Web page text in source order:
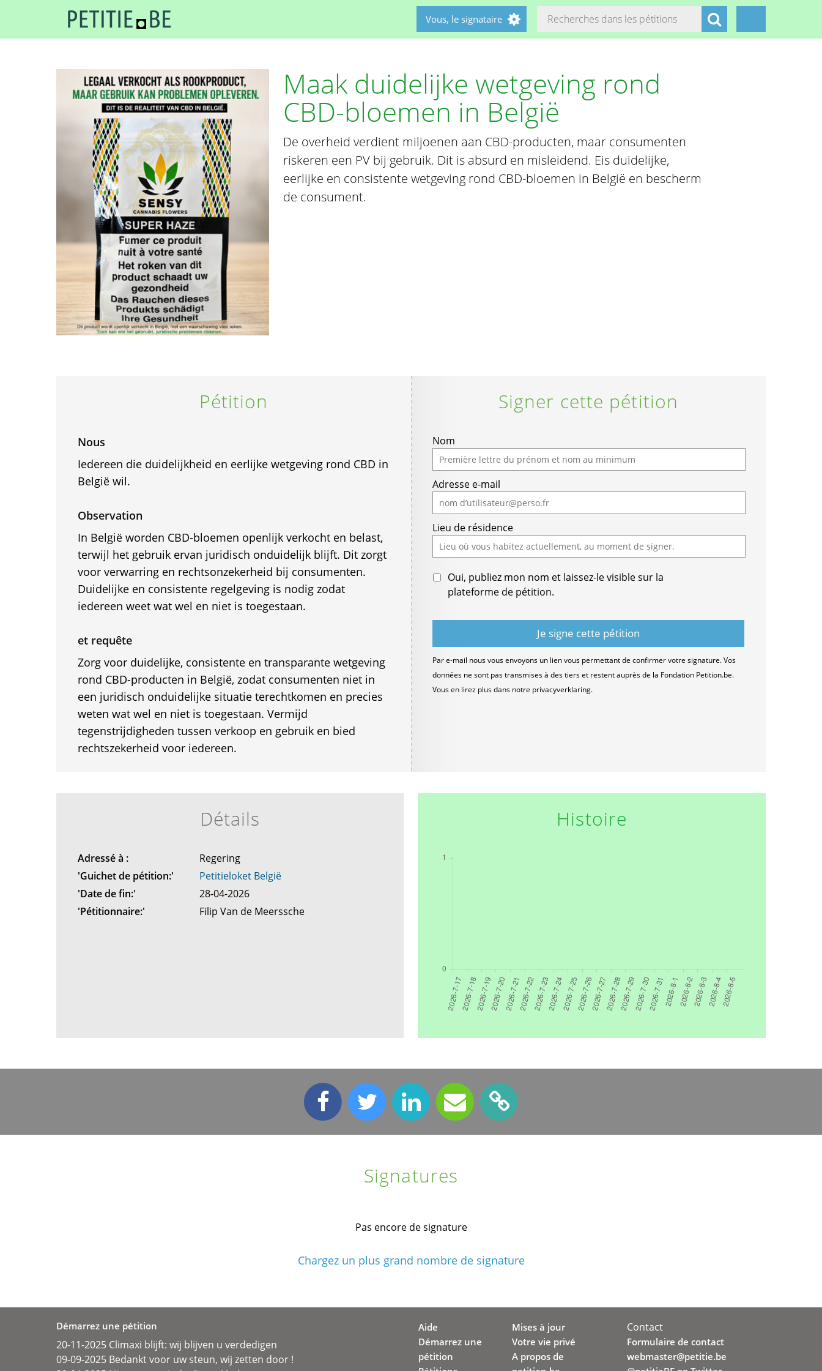
Vous, le signataire
Maak duidelijke wetgeving rond
CBD-bloemen in België
De overheid verdient miljoenen aan CBD-producten, maar consumenten
riskeren een PV bij gebruik. Dit is absurd en misleidend. Eis duidelijke,
eerlijke en consistente wetgeving rond CBD-bloemen in België en bescherm
de consument.
Pétition
Nous
Iedereen die duidelijkheid en eerlijke wetgeving rond CBD in
België wil.
Observation
In België worden CBD-bloemen openlijk verkocht en belast,
terwijl het gebruik ervan juridisch onduidelijk blijft. Dit zorgt
voor verwarring en rechtsonzekerheid bij consumenten.
Duidelijke en consistente regelgeving is nodig zodat
iedereen weet wat wel en niet is toegestaan.
et requête
Zorg voor duidelijke, consistente en transparante wetgeving
rond CBD-producten in België, zodat consumenten niet in
een juridisch onduidelijke situatie terechtkomen en precies
weten wat wel en niet is toegestaan. Vermijd
tegenstrijdigheden tussen verkoop en gebruik en bied
rechtszekerheid voor iedereen.
Signer cette pétition
Nom
Adresse e-mail
Lieu de résidence
Oui, publiez mon nom et laissez-le visible sur la
plateforme de pétition.
Par e-mail nous vous envoyons un lien vous permettant de confirmer votre signature. Vos
données ne sont pas transmises à des tiers et restent auprès de la Fondation Petition.be.
Vous en lirez plus dans notre privacyverklaring.
Détails
Adressé à :
Regering
'Guichet de pétition:'
Petitieloket België
'Date de fin:'
28-04-2026
'Pétitionnaire:'
Filip Van de Meerssche
Histoire
Signatures
Pas encore de signature
Chargez un plus grand nombre de signature
Démarrez une pétition
20-11-2025 Climaxi blijft: wij blijven u verdedigen
09-09-2025 Bedankt voor uw steun, wij zetten door !
Aide
Démarrez une
pétition
Mises à jour
Votre vie privé
A propos de
Contact
Formulaire de contact
webmaster@petitie.be